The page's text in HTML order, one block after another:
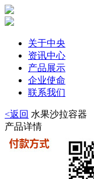
关于中央
资讯中心
产品展示
企业使命
联系我们
<返回 水果沙拉容器
产品详情